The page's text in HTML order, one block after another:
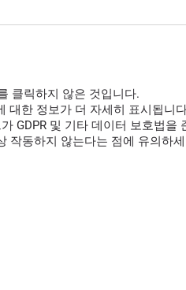
클릭하지 않은 것입니다.
대한 정보가 더 자세히 표시됩니
GDPR 및 기타 데이터 보호법을
작동하지 않는다는 점에 유의하